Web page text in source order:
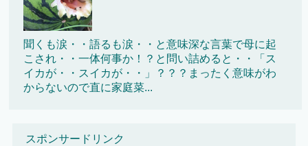
聞くも涙・・語るも涙・・と意味深な言葉で母に起
こされ・・一体何事か！？と問い詰めると・・「ス
イカが・・スイカが・・」？？？まったく意味がわ
からないので直に家庭菜...
スポンサードリンク